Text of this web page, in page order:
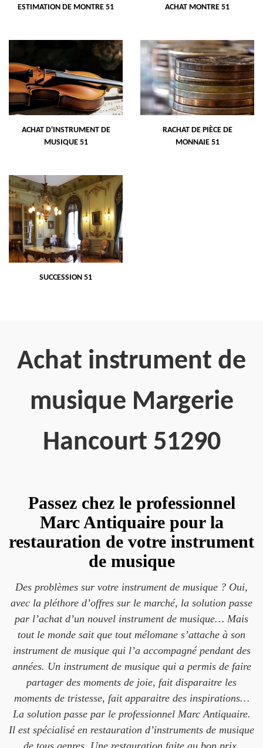
ESTIMATION DE MONTRE 51 ACHAT MONTRE 51
ACHAT D'INSTRUMENT DE
MUSIQUE 51
RACHAT DE PIÈCE DE
MONNAIE 51
SUCCESSION 51
Achat instrument de
musique Margerie
Hancourt 51290
Passez chez le professionnel
Marc Antiquaire pour la
restauration de votre instrument
de musique
Des problèmes sur votre instrument de musique ? Oui,
avec la pléthore d’offres sur le marché, la solution passe
par l’achat d’un nouvel instrument de musique… Mais
tout le monde sait que tout mélomane s’attache à son
instrument de musique qui l’a accompagné pendant des
années. Un instrument de musique qui a permis de faire
partager des moments de joie, fait disparaitre les
moments de tristesse, fait apparaitre des inspirations…
La solution passe par le professionnel Marc Antiquaire.
Il est spécialisé en restauration d’instruments de musique
de tous genres. Une restauration faite au bon prix.